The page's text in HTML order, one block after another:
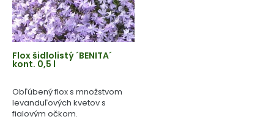
Flox šidlolistý ´BENITA´
kont. 0,5 l
Obľúbený flox s množstvom
levanduľových kvetov s
fialovým očkom.